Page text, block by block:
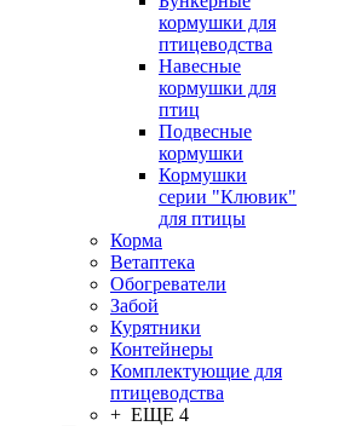
кормушки для
птицеводства
Навесные
кормушки для
птиц
Подвесные
кормушки
Кормушки
серии "Клювик"
для птицы
Корма
Ветаптека
Обогреватели
Забой
Курятники
Контейнеры
Комплектующие для
птицеводства
+ ЕЩЕ 4